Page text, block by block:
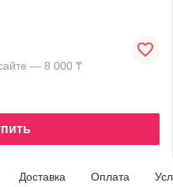
— 8 000 ₸
Доставка Оплата